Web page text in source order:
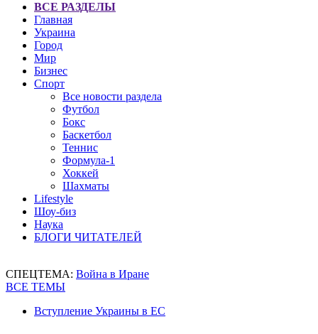
ВСЕ РАЗДЕЛЫ
Главная
Украина
Город
Мир
Бизнес
Спорт
Все новости раздела
Футбол
Бокс
Баскетбол
Теннис
Формула-1
Хоккей
Шахматы
Lifestyle
Шоу-биз
Наука
БЛОГИ ЧИТАТЕЛЕЙ
СПЕЦТЕМА: Война в Иране
ВСЕ ТЕМЫ
Вступление Украины в ЕС